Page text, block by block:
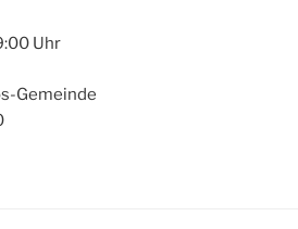
Uhr
Gemeinde